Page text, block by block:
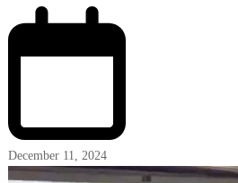
December 11, 2024